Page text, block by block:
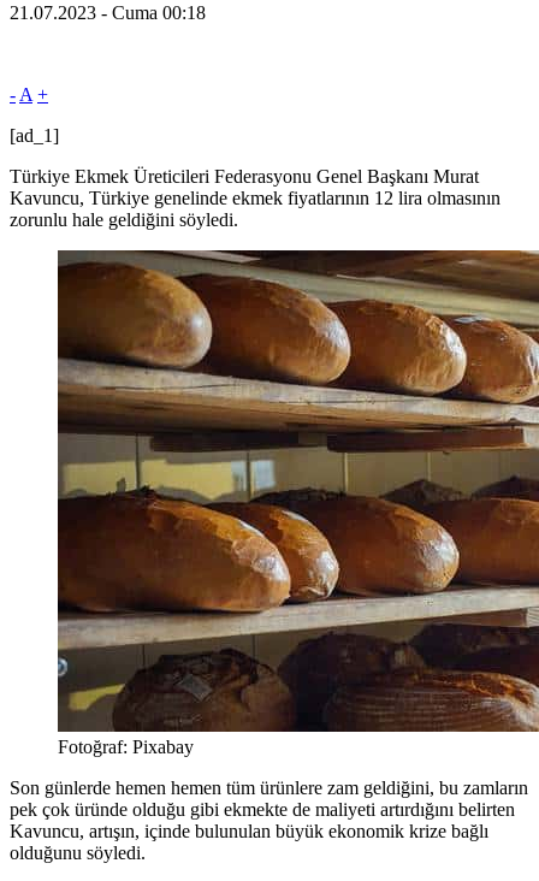
21.07.2023 - Cuma 00:18
- A +
[ad_1]
Türkiye Ekmek Üreticileri Federasyonu Genel Başkanı Murat
Kavuncu, Türkiye genelinde ekmek fiyatlarının 12 lira olmasının
zorunlu hale geldiğini söyledi.
Fotoğraf: Pixabay
Son günlerde hemen hemen tüm ürünlere zam geldiğini, bu zamların
pek çok üründe olduğu gibi ekmekte de maliyeti artırdığını belirten
Kavuncu, artışın, içinde bulunulan büyük ekonomik krize bağlı
olduğunu söyledi.